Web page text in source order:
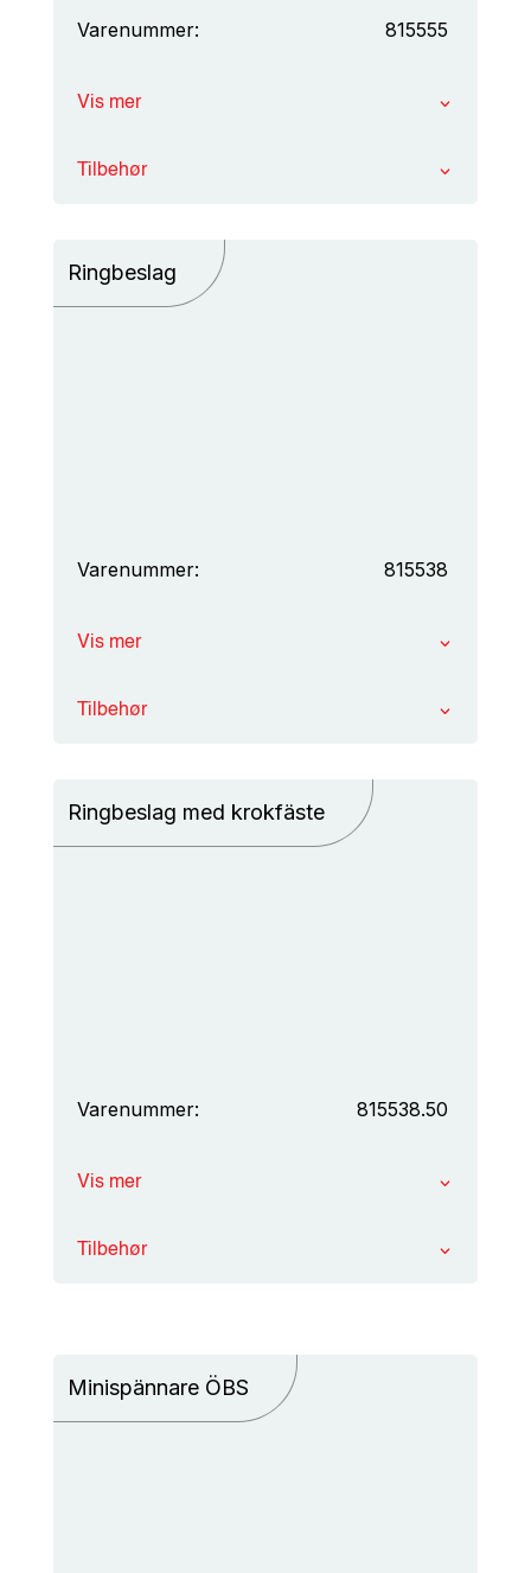
Varenummer: 815555
Vis mer
Tilbehør
Ringbeslag
Varenummer: 815538
Vis mer
Tilbehør
Ringbeslag med krokfäste
Varenummer: 815538.50
Vis mer
Tilbehør
Minispännare ÖBS